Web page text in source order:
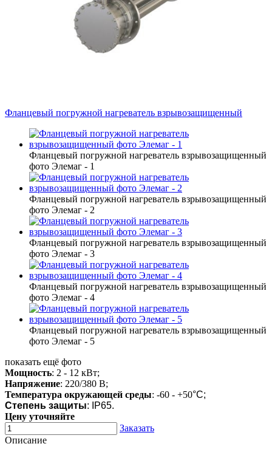
Фланцевый погружной нагреватель взрывозащищенный
Фланцевый погружной нагреватель взрывозащищенный
фото Элемаг - 1
Фланцевый погружной нагреватель взрывозащищенный
фото Элемаг - 2
Фланцевый погружной нагреватель взрывозащищенный
фото Элемаг - 3
Фланцевый погружной нагреватель взрывозащищенный
фото Элемаг - 4
Фланцевый погружной нагреватель взрывозащищенный
фото Элемаг - 5
показать ещё фото
Мощность: 2 - 12 кВт;
Напряжение: 220/380 В;
Температура окружающей среды: -60 - +50°C;
Степень защиты: IP65.
Цену уточняйте
Заказать
Описание